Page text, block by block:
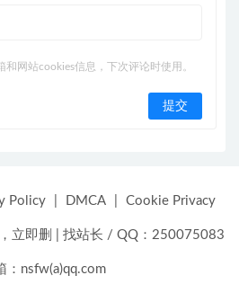
网站cookies信息，下次评论时使用。
Policy DMCA Cookie Privacy
立即删 找站长 / QQ：250075083
：nsfw(a)qq.com